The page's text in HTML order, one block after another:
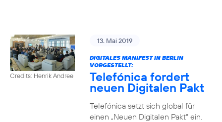
Credits: Henrik Andree
13. Mai 2019
DIGITALES MANIFEST IN BERLIN
VORGESTELLT:
Telefónica fordert
neuen Digitalen Pakt
Telefónica setzt sich global für
einen „Neuen Digitalen Pakt“ ein.